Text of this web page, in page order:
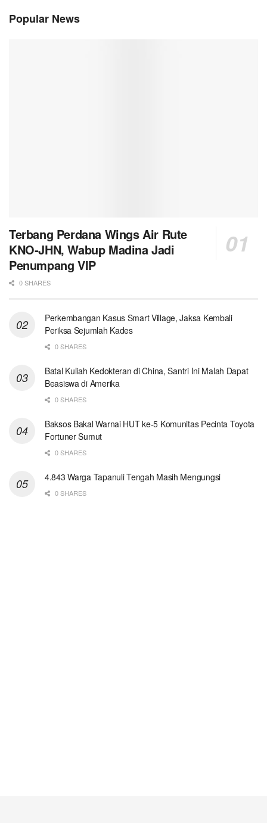
Popular News
Terbang Perdana Wings Air Rute
KNO-JHN, Wabup Madina Jadi
Penumpang VIP
0 SHARES
Perkembangan Kasus Smart Village, Jaksa Kembali
Periksa Sejumlah Kades
0 SHARES
Batal Kuliah Kedokteran di China, Santri Ini Malah Dapat
Beasiswa di Amerika
0 SHARES
Baksos Bakal Warnai HUT ke-5 Komunitas Pecinta Toyota
Fortuner Sumut
0 SHARES
4.843 Warga Tapanuli Tengah Masih Mengungsi
0 SHARES